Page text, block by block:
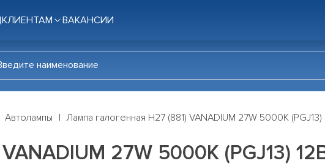
КЛИЕНТАМ ВАКАНСИИ
Автолампы Лампа галогенная H27 (881) VANADIUM 27W 5000K
27W 5000K (PGJ13)